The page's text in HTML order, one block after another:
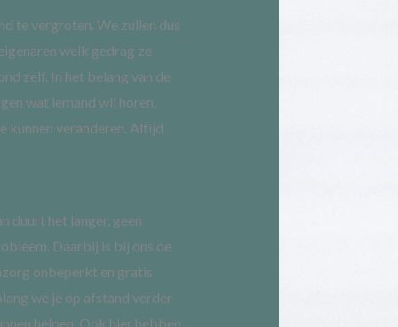
te vergroten. We zullen dus
welk gedrag ze
zelf. In het belang van de
wat iemand wil horen,
kunnen veranderen. Altijd